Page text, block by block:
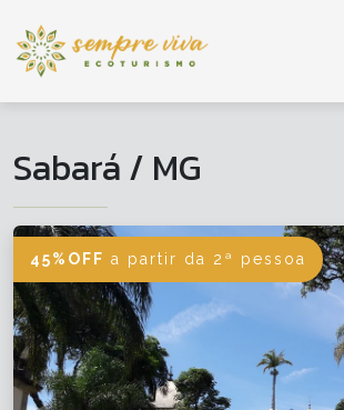
Sabará / MG
45%OFF a partir da 2ª pessoa